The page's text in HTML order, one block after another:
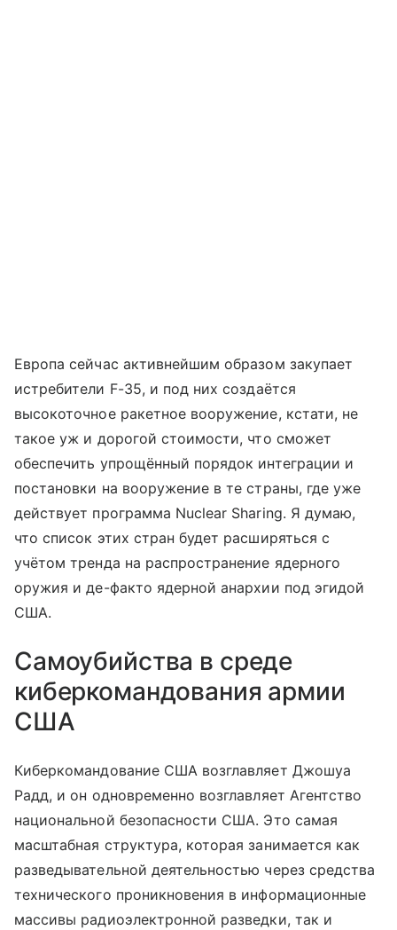
Европа сейчас активнейшим образом закупает
истребители F-35, и под них создаётся
высокоточное ракетное вооружение, кстати, не
такое уж и дорогой стоимости, что сможет
обеспечить упрощённый порядок интеграции и
постановки на вооружение в те страны, где уже
действует программа Nuclear Sharing. Я думаю,
что список этих стран будет расширяться с
учётом тренда на распространение ядерного
оружия и де-факто ядерной анархии под эгидой
США.
Самоубийства в среде
киберкомандования армии
США
Киберкомандование США возглавляет Джошуа
Радд, и он одновременно возглавляет Агентство
национальной безопасности США. Это самая
масштабная структура, которая занимается как
разведывательной деятельностью через средства
технического проникновения в информационные
массивы радиоэлектронной разведки, так и